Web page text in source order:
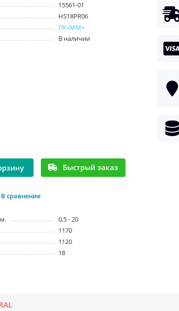
15561-01
HS18PR06
ПК«ММ»
В наличии
Быстрый заказ
В сравнение
0,5 - 20
1170
1120
18